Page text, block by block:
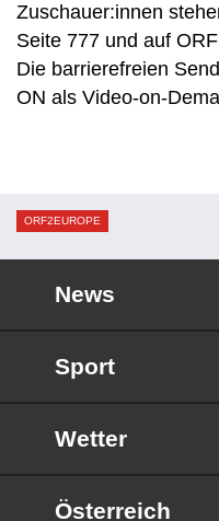
Zuschauer:innen
Seite 777 und auf
Die barrierefreien
ON als Video-on-
ORF2EUROPE
News
Sport
Wetter
Österreich